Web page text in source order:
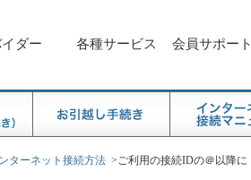
ダー 各種サービス 会員サポート
ターネット接続方法 >ご利用の接続IDの＠以降に